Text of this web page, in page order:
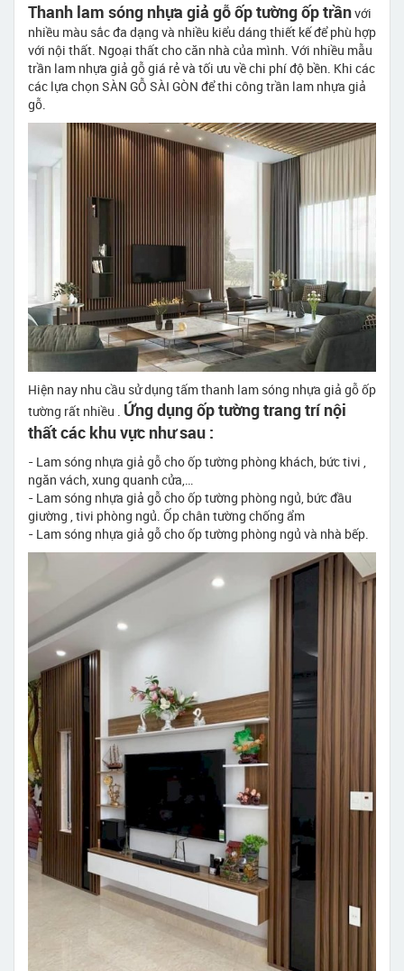
Thanh lam sóng nhựa giả gỗ ốp tường ốp trầnvới
nhiều màu sắc đa dạng và nhiều kiểu dáng thiết kế để phù hợp
với nội thất. Ngoại thất cho căn nhà của mình. Với nhiều mẫu
trần lam nhựa giả gỗ giá rẻ và tối ưu về chi phí độ bền. Khi các
các lựa chọn SÀN GỖ SÀI GÒN để thi công trần lam nhựa giả
gỗ.
Hiện nay nhu cầu sử dụng tấm thanh lam sóng nhựa giả gỗ ốp
tường rất nhiều . Ứng dụng ốp tường trang trí nội
thất các khu vực như sau :
- Lam sóng nhựa giả gỗ cho ốp tường phòng khách, bức tivi ,
ngăn vách, xung quanh cửa,…
- Lam sóng nhựa giả gỗ cho ốp tường phòng ngủ, bức đầu
giường , tivi phòng ngủ. Ốp chân tường chống ẩm
- Lam sóng nhựa giả gỗ cho ốp tường phòng ngủ và nhà bếp.